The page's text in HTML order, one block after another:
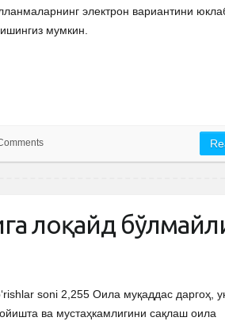
электрон вариантини
мумкин.
лоқайд
soni 2,255 Оила муқаддас даргоҳ,
ва мустаҳкамлигини сақлаш оила